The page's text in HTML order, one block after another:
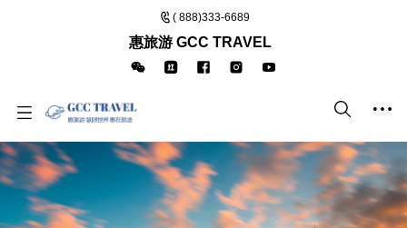
( 888)333-6689
惠旅游 GCC TRAVEL